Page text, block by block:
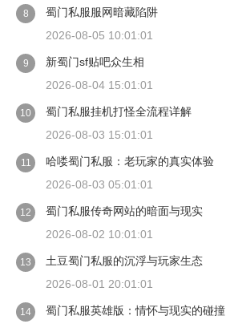
8
蜀门私服服网暗藏陷阱
2026-08-05 10:01:01
9
新蜀门sf贴吧众生相
2026-08-04 15:01:01
10
蜀门私服挂机打怪全流程详解
2026-08-03 15:01:01
11
哈喽蜀门私服：老玩家的真实体验
2026-08-03 05:01:01
12
蜀门私服传奇网站的暗面与现实
2026-08-02 10:01:01
13
土豆蜀门私服的沉浮与玩家生态
2026-08-01 20:01:01
14
蜀门私服英雄版：情怀与现实的碰撞